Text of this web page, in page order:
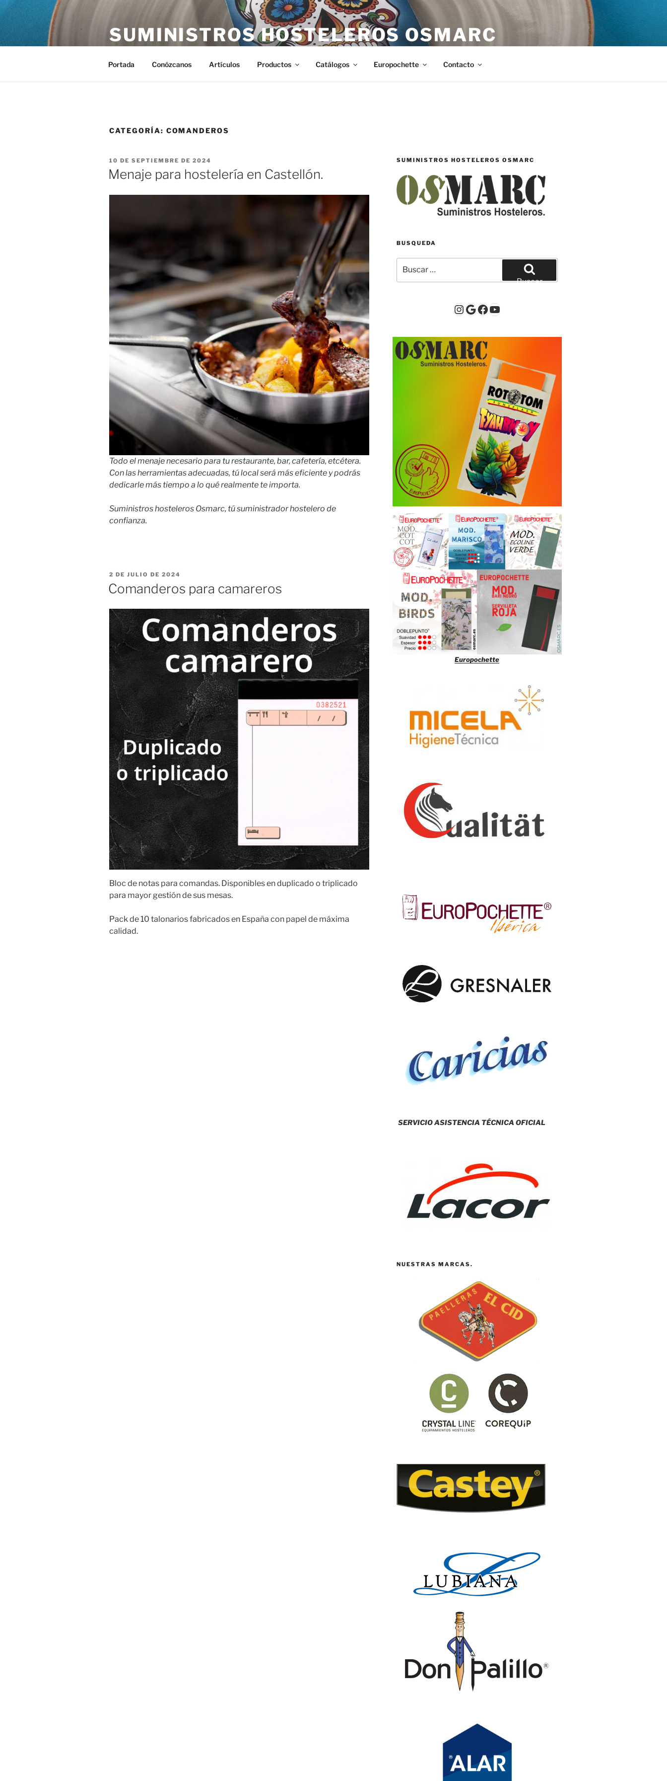
al
SUMINISTROS HOSTELEROS OSMARC
Portada Conózcanos Artículos Productos Catálogos Europochette Contacto
CATEGORÍA: COMANDEROS
PUBLICADO
EL
10 DE SEPTIEMBRE DE 2024
Menaje para hostelería en Castellón.
Todo el menaje necesario para tu restaurante, bar, cafetería, etcétera.
Con las herramientas adecuadas, tú local será más eficiente y podrás
dedicarle más tiempo a lo qué realmente te importa.
Suministros hosteleros Osmarc, tú suministrador hostelero de
confianza.
PUBLICADO
EL
2 DE JULIO DE 2024
Comanderos para camareros
Bloc de notas para comandas. Disponibles en duplicado o triplicado
para mayor gestión de sus mesas.
Pack de 10 talonarios fabricados en España con papel de máxima
calidad.
SUMINISTROS HOSTELEROS OSMARC
BUSQUEDA
por:
Buscar
Instagram
Google
Facebook
YouTube
Europochette
SERVICIO ASISTENCIA TÉCNICA OFICIAL
NUESTRAS MARCAS.